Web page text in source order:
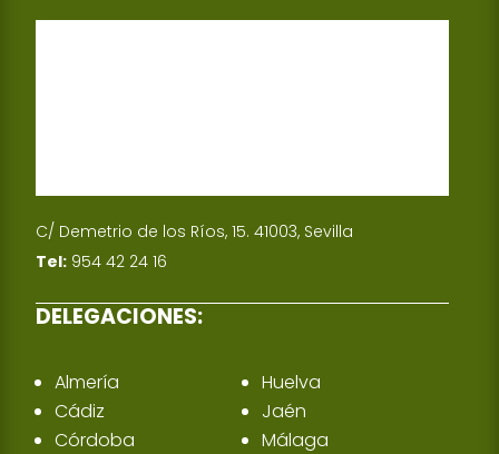
C/ Demetrio de los Ríos, 15. 41003, Sevilla
Tel: 954 42 24 16
DELEGACIONES:
Almería
Cádiz
Córdoba
Huelva
Jaén
Málaga